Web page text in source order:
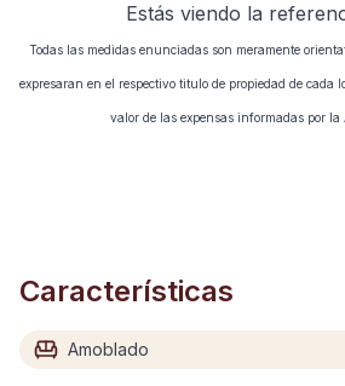
Estás viendo la
Todas las medidas enunciadas son meramente
expresaran en el respectivo titulo de propiedad de cada
valor de las expensas informadas por
Características
Amoblado